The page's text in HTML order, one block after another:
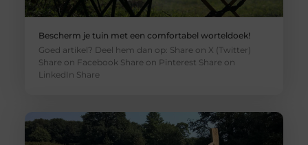
Bescherm je tuin met een comfortabel worteldoek!
Goed artikel? Deel hem dan op: Share on X (Twitter)
Share on Facebook Share on Pinterest Share on
LinkedIn Share